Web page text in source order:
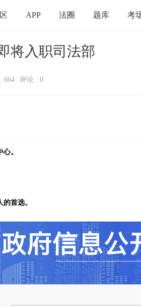
APP 法圈 题库 考
将入职司法部
664 评论 : 0
。
首选。